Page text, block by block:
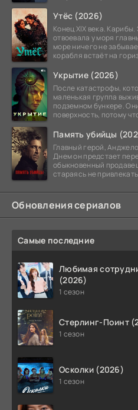
Утёс (2026)
Конец XIX века.
отвоевала у моря
море ничего не
корабля встаёт на
Укрытие (2026)
После катастрофы,
маленькая группа
подземном бункере.
поверхность, потому
Память убийцы
Главный герой,
Днем он предстает
обыкновенный
стараясь не
Обновления сериалов
Самые последние
Любимая
(2026)
1 сезон
Стерлинг-Поинт
1 сезон
Осколки (2026)
1 сезон